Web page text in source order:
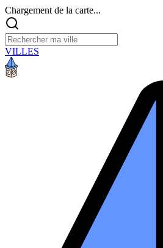
Chargement de la carte...
VILLES